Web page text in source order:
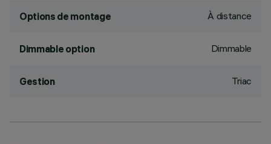
Options de montage À distance
Dimmable option Dimmable
Gestion Triac